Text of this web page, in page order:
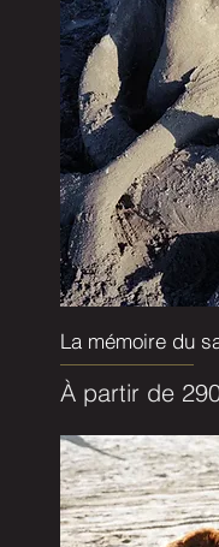
La mémoire du
À partir de
Prix